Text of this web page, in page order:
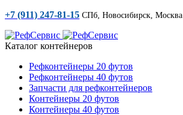
+7 (911) 247-81-15 СПб, Новосибирск, Москва
Каталог контейнеров
Рефконтейнеры 20 футов
Рефконтейнеры 40 футов
Запчасти для рефконтейнеров
Контейнеры 20 футов
Контейнеры 40 футов